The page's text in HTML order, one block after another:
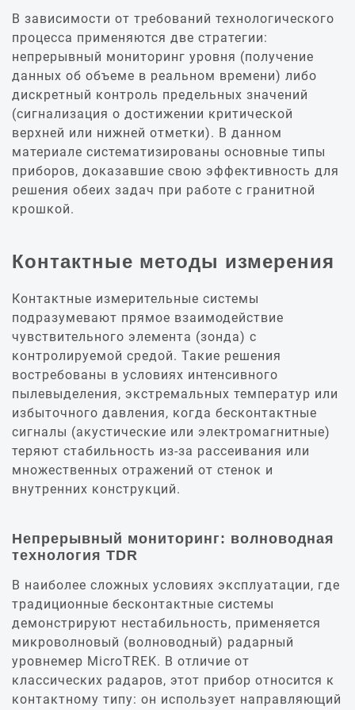
В зависимости от требований технологического
процесса применяются две стратегии:
непрерывный мониторинг уровня (получение
данных об объеме в реальном времени) либо
дискретный контроль предельных значений
(сигнализация о достижении критической
верхней или нижней отметки). В данном
материале систематизированы основные типы
приборов, доказавшие свою эффективность для
решения обеих задач при работе с гранитной
крошкой.
Контактные методы измерения
Контактные измерительные системы
подразумевают прямое взаимодействие
чувствительного элемента (зонда) с
контролируемой средой. Такие решения
востребованы в условиях интенсивного
пылевыделения, экстремальных температур или
избыточного давления, когда бесконтактные
сигналы (акустические или электромагнитные)
теряют стабильность из-за рассеивания или
множественных отражений от стенок и
внутренних конструкций.
Непрерывный мониторинг: волноводная
технология TDR
В наиболее сложных условиях эксплуатации, где
традиционные бесконтактные системы
демонстрируют нестабильность, применяется
микроволновый (волноводный) радарный
уровнемер MicroTREK. В отличие от
классических радаров, этот прибор относится к
контактному типу: он использует направляющий